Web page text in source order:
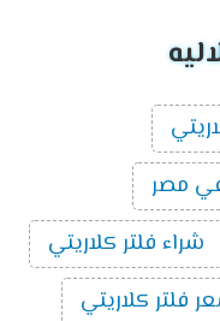
في مصر
شراء فلتر كلاريتي
فلتر كلاريتي